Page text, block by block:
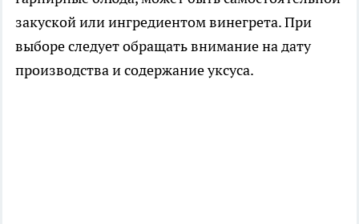
закуской или ингредиентом винегрета. При
выборе следует обращать внимание на дату
производства и содержание уксуса.